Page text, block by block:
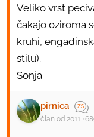
Veliko vrst
čakajo oziroma
kruhi,
stilu).
Sonja
pirnica
član od 2011